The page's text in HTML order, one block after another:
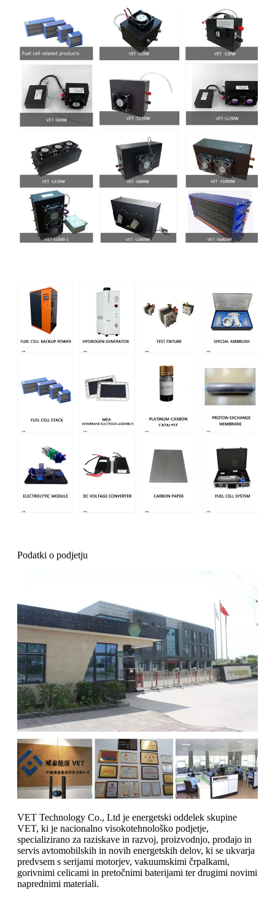
Podatki o podjetju
VET Technology Co., Ltd je energetski oddelek skupine
VET, ki je nacionalno visokotehnološko podjetje,
specializirano za raziskave in razvoj, proizvodnjo, prodajo in
servis avtomobilskih in novih energetskih delov, ki se ukvarja
predvsem s serijami motorjev, vakuumskimi črpalkami,
gorivnimi celicami in pretočnimi baterijami ter drugimi novimi
naprednimi materiali.